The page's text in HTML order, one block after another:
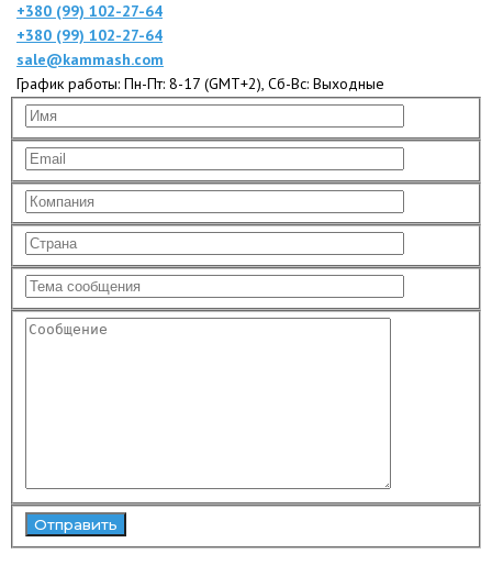
+380 (99) 102-27-64
+380 (99) 102-27-64
sale@kammash.com
График работы: Пн-Пт: 8-17 (GMT+2), Сб-Вс: Выходные